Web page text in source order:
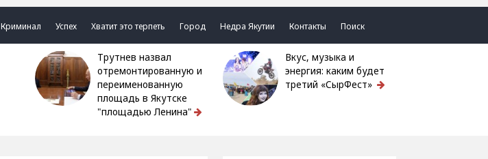
Криминал Успех Хватит это терпеть Город Недра Якутии Контакты Поиск
Трутнев назвал
отремонтированную и
переименованную
площадь в Якутске
"площадью Ленина"
Вкус, музыка и
энергия: каким будет
третий «СырФест»